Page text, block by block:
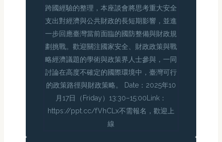
跨國經驗的整理，本座談會將思考重大安全
支出對經濟與公共財政的長短期影響，並進
一步回應臺灣當前面臨的國防整備與財政規
劃挑戰。歡迎關注國家安全、財政政策與戰
略經濟議題的學術與政策界人士參與，一同
討論在高度不確定的國際環境中，臺灣可行
的政策路徑與財政策略。 Date：2025年10
月17日（Friday）13:30–15:00Link：
https://ppt.cc/fVhCLx不需報名，歡迎上
線